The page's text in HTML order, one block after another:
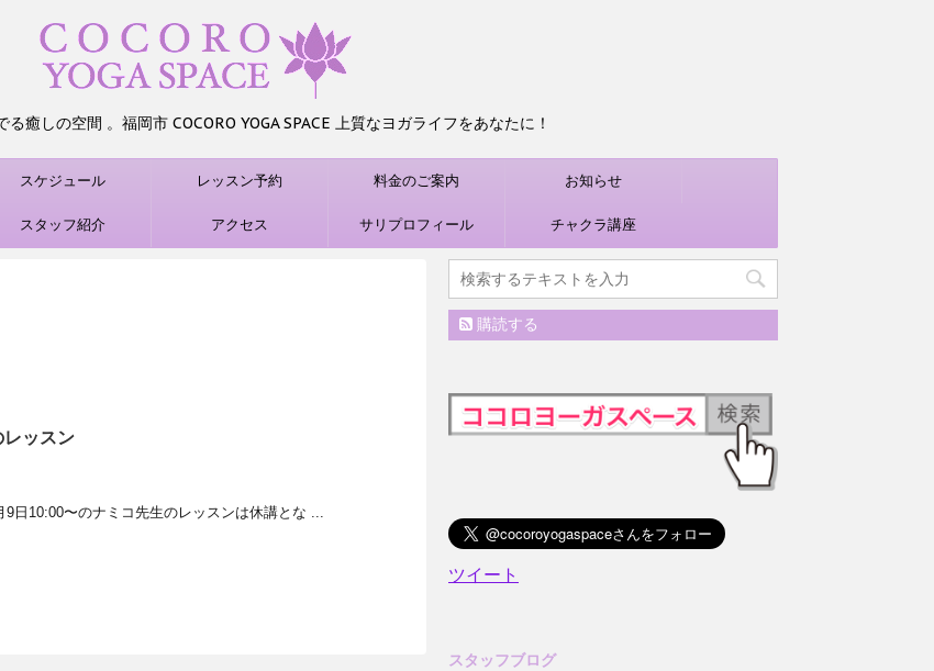
癒しの空間 。福岡市 COCORO YOGA SPACE 上質なヨガライフをあなたに！
スケジュール レッスン予約 料金のご案内 お知らせ
スタッフ紹介 アクセス サリプロフィール チャクラ講座
レッスン
日10:00〜のナミコ先生のレッスンは休講とな ...
購読する
ツイート
スタッフブログ